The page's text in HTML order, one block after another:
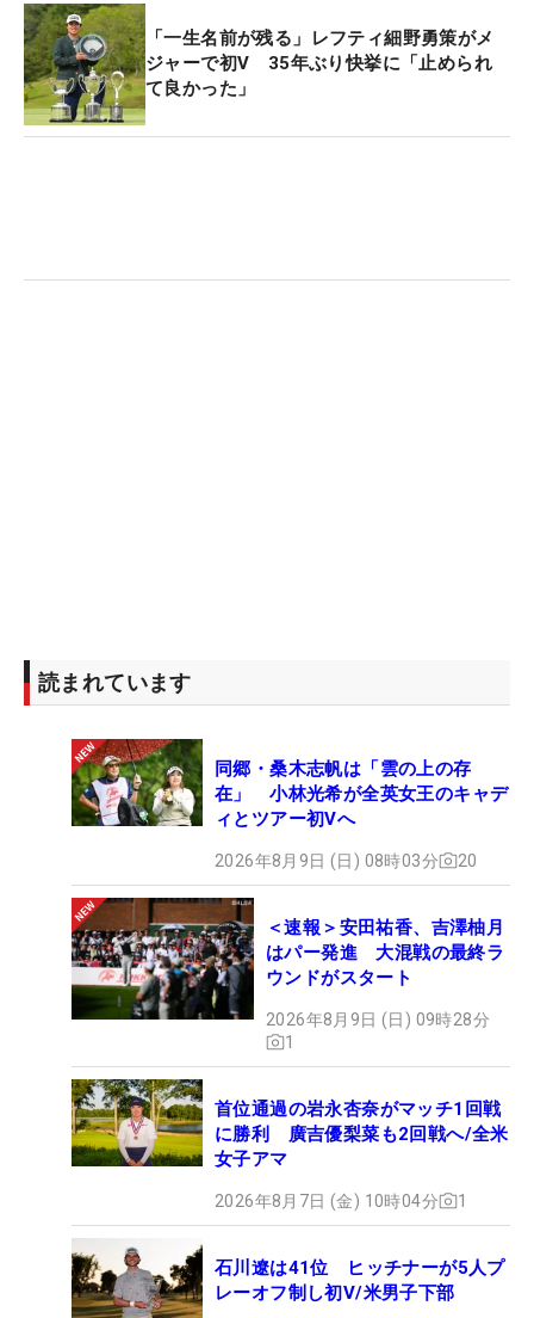
「一生名前が残る」レフティ細野勇策がメ
ジャーで初V 35年ぶり快挙に「止められ
て良かった」
読まれています
同郷・桑木志帆は「雲の上の存
在」 小林光希が全英女王のキャデ
ィとツアー初Vへ
2026年8月9日 (日) 08時03分 20
＜速報＞安田祐香、吉澤柚月
はパー発進 大混戦の最終ラ
ウンドがスタート
2026年8月9日 (日) 09時28分
1
首位通過の岩永杏奈がマッチ1回戦
に勝利 廣吉優梨菜も2回戦へ/全米
女子アマ
2026年8月7日 (金) 10時04分 1
石川遼は41位 ヒッチナーが5人プ
レーオフ制し初V/米男子下部